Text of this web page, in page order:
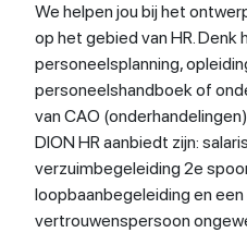
We helpen jou bij het
op het gebied van HR. Denk
personeelsplanning,
personeelshandboek of
van CAO
DION HR aanbiedt zijn:
verzuimbegeleiding 2e
loopbaanbegeleiding en
vertrouwenspersoon